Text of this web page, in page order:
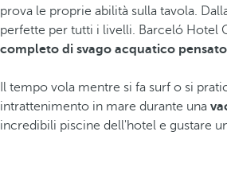
prova le proprie abilità sulla tavola.
perfette per tutti i livelli. Barceló Hotel
completo di svago acquatico
Il tempo vola mentre si fa surf o si
intrattenimento in mare durante una
incredibili piscine dell'hotel e gustare